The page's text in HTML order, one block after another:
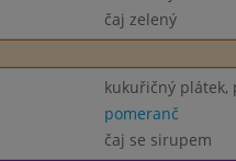
čaj zelený
kukuřičný plátek,
pomeranč
čaj se sirupem